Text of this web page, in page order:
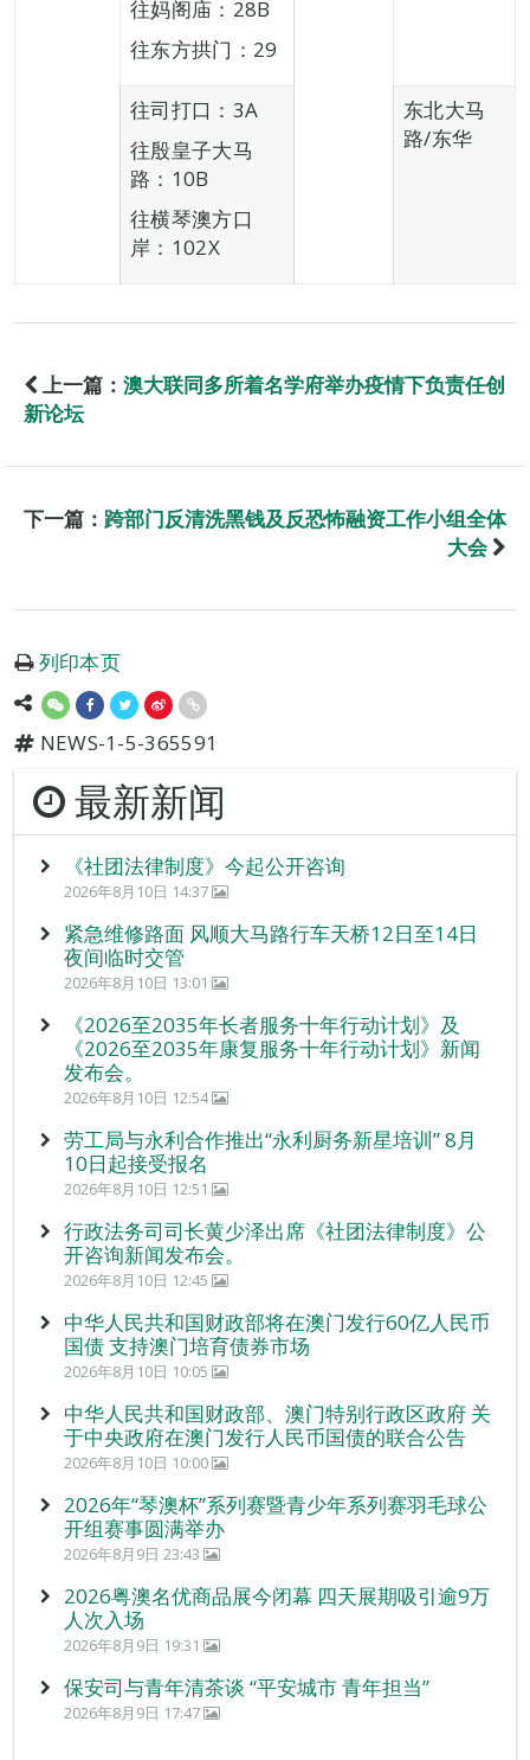
往妈阁庙：28B
往东方拱门：29
往司打口：3A
往殷皇子大马
路：10B
往横琴澳方口
岸：102X
东北大马
路/东华
上一篇： 澳大联同多所着名学府举办疫情下负责任创
新论坛
下一篇： 跨部门反清洗黑钱及反恐怖融资工作小组全体
大会
列印本页
NEWS-1-5-365591
最新新闻
《社团法律制度》今起公开咨询
2026年8月10日 14:37
紧急维修路面 风顺大马路行车天桥12日至14日
夜间临时交管
2026年8月10日 13:01
《2026至2035年长者服务十年行动计划》及
《2026至2035年康复服务十年行动计划》新闻
发布会。
2026年8月10日 12:54
劳工局与永利合作推出“永利厨务新星培训” 8月
10日起接受报名
2026年8月10日 12:51
行政法务司司长黄少泽出席《社团法律制度》公
开咨询新闻发布会。
2026年8月10日 12:45
中华人民共和国财政部将在澳门发行60亿人民币
国债 支持澳门培育债券市场
2026年8月10日 10:05
中华人民共和国财政部、澳门特别行政区政府 关
于中央政府在澳门发行人民币国债的联合公告
2026年8月10日 10:00
2026年“琴澳杯”系列赛暨青少年系列赛羽毛球公
开组赛事圆满举办
2026年8月9日 23:43
2026粤澳名优商品展今闭幕 四天展期吸引逾9万
人次入场
2026年8月9日 19:31
保安司与青年清茶谈 “平安城市 青年担当”
2026年8月9日 17:47